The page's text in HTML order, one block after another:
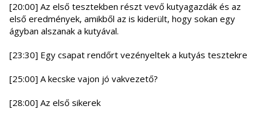
[20:00] Az első tesztekben részt vevő kutyagazdák és az
első eredmények, amikből az is kiderült, hogy sokan egy
ágyban alszanak a kutyával.
[23:30] Egy csapat rendőrt vezényeltek a kutyás tesztekre
[25:00] A kecske vajon jó vakvezető?
[28:00] Az első sikerek